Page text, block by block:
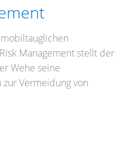
Management stellt der
Wehe seine
Vermeidung von